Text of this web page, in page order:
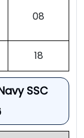
08
18
SSC